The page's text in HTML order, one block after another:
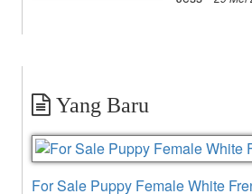
Yang Baru
For Sale Puppy Female White